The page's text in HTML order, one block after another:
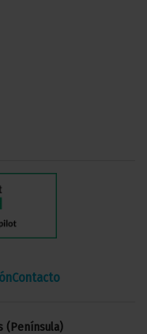
Contacto
(Península)